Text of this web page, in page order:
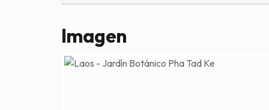
Imagen